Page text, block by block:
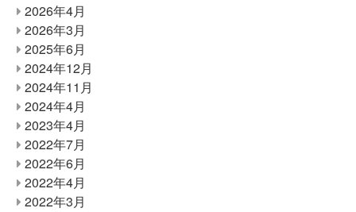
2026年4月
2026年3月
2025年6月
2024年12月
2024年11月
2024年4月
2023年4月
2022年7月
2022年6月
2022年4月
2022年3月